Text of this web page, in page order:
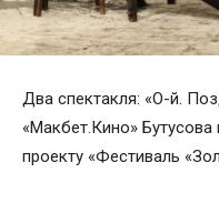
Два спектакля: «О-й.
«Макбет.Кино»
проекту «Фестиваль